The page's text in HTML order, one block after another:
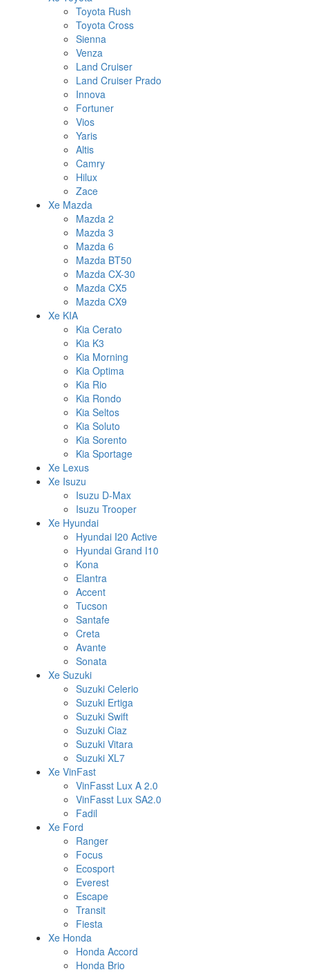
Toyota Rush
Toyota Cross
Sienna
Venza
Land Cruiser
Land Cruiser Prado
Innova
Fortuner
Vios
Yaris
Altis
Camry
Hilux
Zace
Xe Mazda
Mazda 2
Mazda 3
Mazda 6
Mazda BT50
Mazda CX-30
Mazda CX5
Mazda CX9
Xe KIA
Kia Cerato
Kia K3
Kia Morning
Kia Optima
Kia Rio
Kia Rondo
Kia Seltos
Kia Soluto
Kia Sorento
Kia Sportage
Xe Lexus
Xe Isuzu
Isuzu D-Max
Isuzu Trooper
Xe Hyundai
Hyundai I20 Active
Hyundai Grand I10
Kona
Elantra
Accent
Tucson
Santafe
Creta
Avante
Sonata
Xe Suzuki
Suzuki Celerio
Suzuki Ertiga
Suzuki Swift
Suzuki Ciaz
Suzuki Vitara
Suzuki XL7
Xe VinFast
VinFasst Lux A 2.0
VinFasst Lux SA2.0
Fadil
Xe Ford
Ranger
Focus
Ecosport
Everest
Escape
Transit
Fiesta
Xe Honda
Honda Accord
Honda Brio